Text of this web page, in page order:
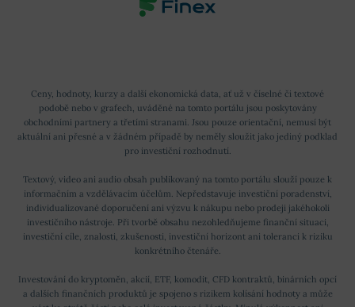
Ceny, hodnoty, kurzy a další ekonomická data, ať už v číselné či textové
podobě nebo v grafech, uváděné na tomto portálu jsou poskytovány
obchodními partnery a třetími stranami. Jsou pouze orientační, nemusí být
aktuální ani přesné a v žádném případě by neměly sloužit jako jediný podklad
pro investiční rozhodnutí.
Textový, video ani audio obsah publikovaný na tomto portálu slouží pouze k
informačním a vzdělávacím účelům. Nepředstavuje investiční poradenství,
individualizované doporučení ani výzvu k nákupu nebo prodeji jakéhokoli
investičního nástroje. Při tvorbě obsahu nezohledňujeme finanční situaci,
investiční cíle, znalosti, zkušenosti, investiční horizont ani toleranci k riziku
konkrétního čtenáře.
Investování do kryptoměn, akcií, ETF, komodit, CFD kontraktů, binárních opcí
a dalších finančních produktů je spojeno s rizikem kolísání hodnoty a může